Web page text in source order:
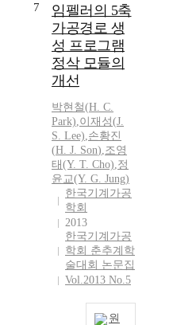
7
임펠러의 5축
가공경로 생
성 프로그램
정삭 모듈의
개선
박현철(H. C.
Park),이재성(J.
S. Lee),손황진
(H. J. Son),조영
태(Y. T. Cho),정
윤교(Y. G. Jung)
한국기계가공
학회
2013
한국기계가공
학회 춘추계학
술대회 논문집
Vol.2013 No.5
원